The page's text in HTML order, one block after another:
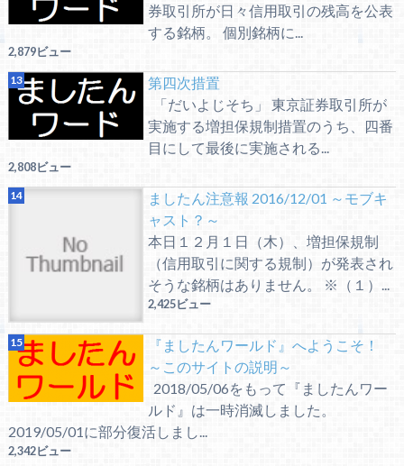
券取引所が日々信用取引の残高を公表
する銘柄。 個別銘柄に...
2,879ビュー
第四次措置
「だいよじそち」 東京証券取引所が
実施する増担保規制措置のうち、四番
目にして最後に実施される...
2,808ビュー
ましたん注意報 2016/12/01 ～モブキ
ャスト？～
本日１２月１日（木）、増担保規制
（信用取引に関する規制）が発表され
そうな銘柄はありません。 ※（１）...
2,425ビュー
『ましたんワールド』へようこそ！
～このサイトの説明～
2018/05/06をもって『ましたんワー
ルド』は一時消滅しました。
2019/05/01に部分復活しまし...
2,342ビュー